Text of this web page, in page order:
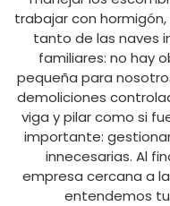
trabajar con
tanto de las naves
familiares: no hay
pequeña para
demoliciones
viga y pilar como si
importante:
innecesarias. Al
empresa cercana a
entendemos